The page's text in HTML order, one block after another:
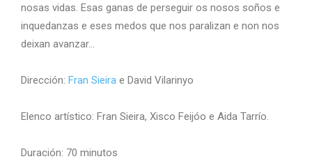
nosas vidas. Esas ganas de perseguir os nosos soños e
inquedanzas e eses medos que nos paralizan e non nos
deixan avanzar…
Dirección: Fran Sieira e David Vilarinyo
Elenco artístico: Fran Sieira, Xisco Feijóo e Aida Tarrío.
Duración: 70 minutos